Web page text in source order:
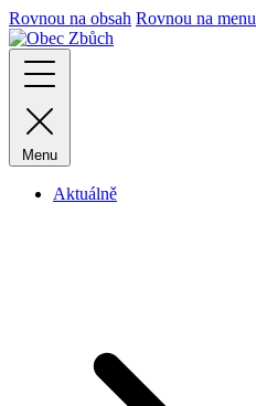
Rovnou na obsah Rovnou na menu
Menu
Aktuálně